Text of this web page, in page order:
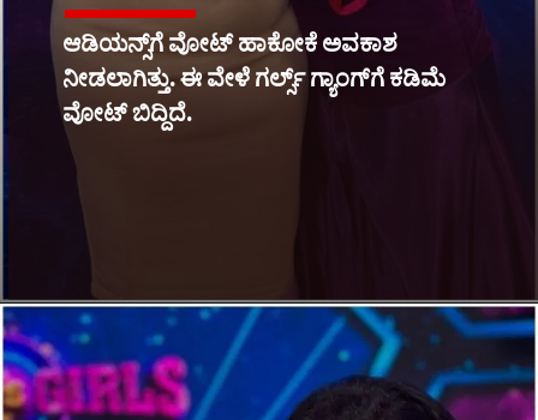
ಆಡಿಯನ್ಸ್​ಗೆ ವೋಟ್ ಹಾಕೋಕೆ ಅವಕಾಶ
ನೀಡಲಾಗಿತ್ತು. ಈ ವೇಳೆ ಗರ್ಲ್ಸ್ ಗ್ಯಾಂಗ್​ಗೆ ಕಡಿಮೆ
ವೋಟ್ ಬಿದ್ದಿದೆ.